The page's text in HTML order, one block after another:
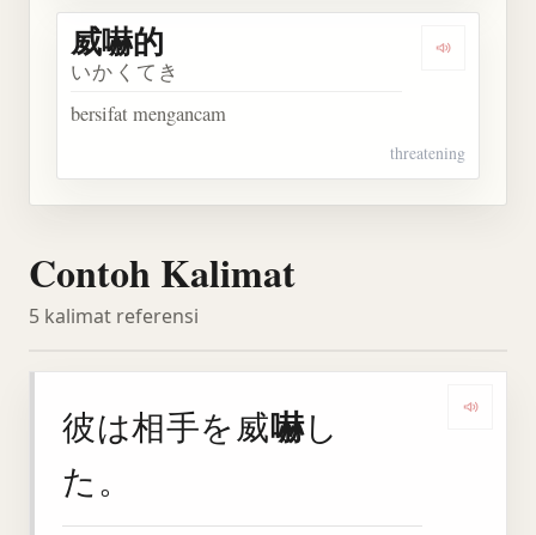
Dengarkan
威嚇的
いかくてき
bersifat mengancam
threatening
Contoh Kalimat
5 kalimat referensi
彼は相手を威嚇し
た。